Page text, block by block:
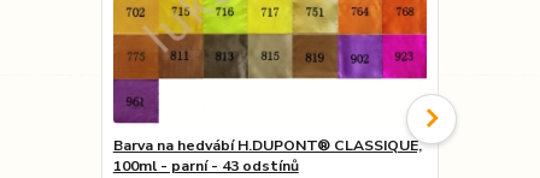
Barva na hedvábí H.DUPONT® CLASSIQUE,
100ml - parní - 43 odstínů